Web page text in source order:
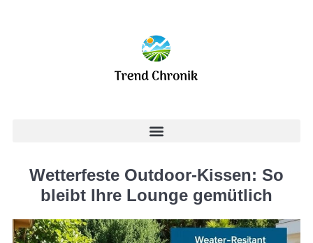
Wetterfeste Outdoor-Kissen: So
bleibt Ihre Lounge gemütlich